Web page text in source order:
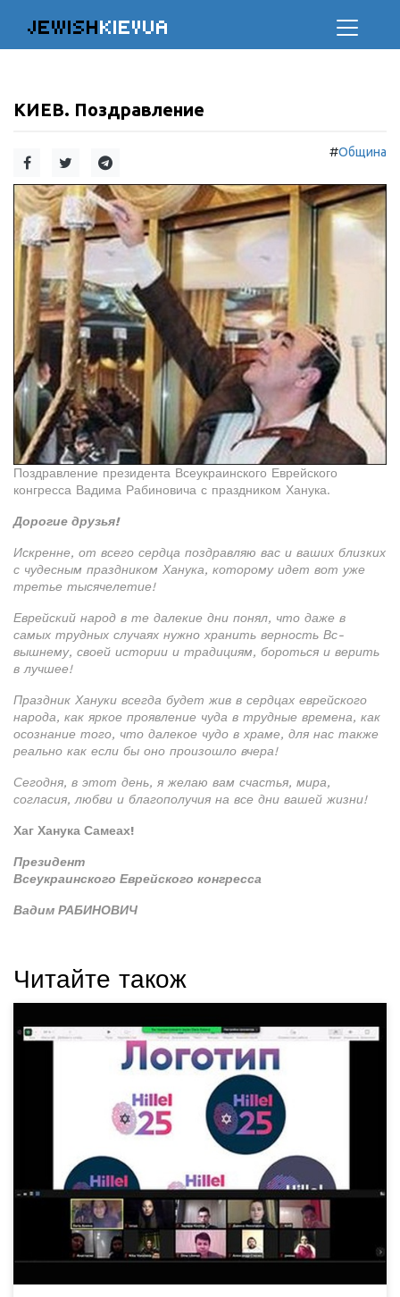
JEWISHKIEVUA
КИЕВ. Поздравление
#Община
Поздравление президента Всеукраинского Еврейского
конгресса Вадима Рабиновича с праздником Ханука.
Дорогие друзья!
Искренне, от всего сердца поздравляю вас и ваших близких
с чудесным праздником Ханука, которому идет вот уже
третье тысячелетие!
Еврейский народ в те далекие дни понял, что даже в
самых трудных случаях нужно хранить верность Вс-
вышнему, своей истории и традициям, бороться и верить
в лучшее!
Праздник Хануки всегда будет жив в сердцах еврейского
народа, как яркое проявление чуда в трудные времена, как
осознание того, что далекое чудо в храме, для нас также
реально как если бы оно произошло вчера!
Сегодня, в этот день, я желаю вам счастья, мира,
согласия, любви и благополучия на все дни вашей жизни!
Хаг Ханука Самеах!
Президент
Всеукраинского Еврейского конгресса
Вадим РАБИНОВИЧ
Читайте також